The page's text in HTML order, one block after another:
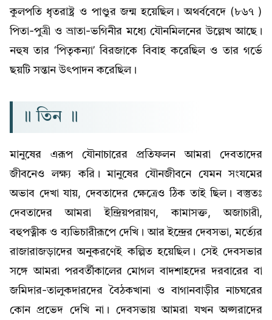
কুলপতি ধৃতরাষ্ট্র ও পাণ্ডুর জন্ম হয়েছিল। অথর্ববেদে (৮৬৭ )
পিতা-পুত্রী ও ভ্রাতা-ভগিনীর মধ্যে যৌনমিলনের উল্লেখ আছে।
নহুষ তার ‘পিতৃকন্যা’ বিরজাকে বিবাহ করেছিল ও তার গর্ভে
ছয়টি সন্তান উৎপাদন করেছিল।
॥ তিন ॥
মানুষের এরূপ যৌনাচারের প্রতিফলন আমরা দেবতাদের
জীবনেও লক্ষ্য করি। মানুষের যৌনজীবনে যেমন সংযমের
অভাব দেখা যায়, দেবতাদের ক্ষেত্রেও ঠিক তাই ছিল। বস্তুতঃ
দেবতাদের আমরা ইন্দ্রিয়পরায়ণ, কামাসক্ত, অজাচারী,
বহুপত্নীক ও ব্যভিচারীরূপে দেখি। আর ইন্দ্রের দেবসভা, মর্ত্যের
রাজারাজড়াদের অনুকরণেই কল্পিত হয়েছিল। সেই দেবসভার
সঙ্গে আমরা পরবর্তীকালের মোগল বাদশাহদের দরবারের বা
জমিদার-তালুকদারদের বৈঠকখানা ও বাগানবাড়ীর নাচঘরের
কোন প্রভেদ দেখি না। দেবসভায় আমরা যখন অপ্সরাদের